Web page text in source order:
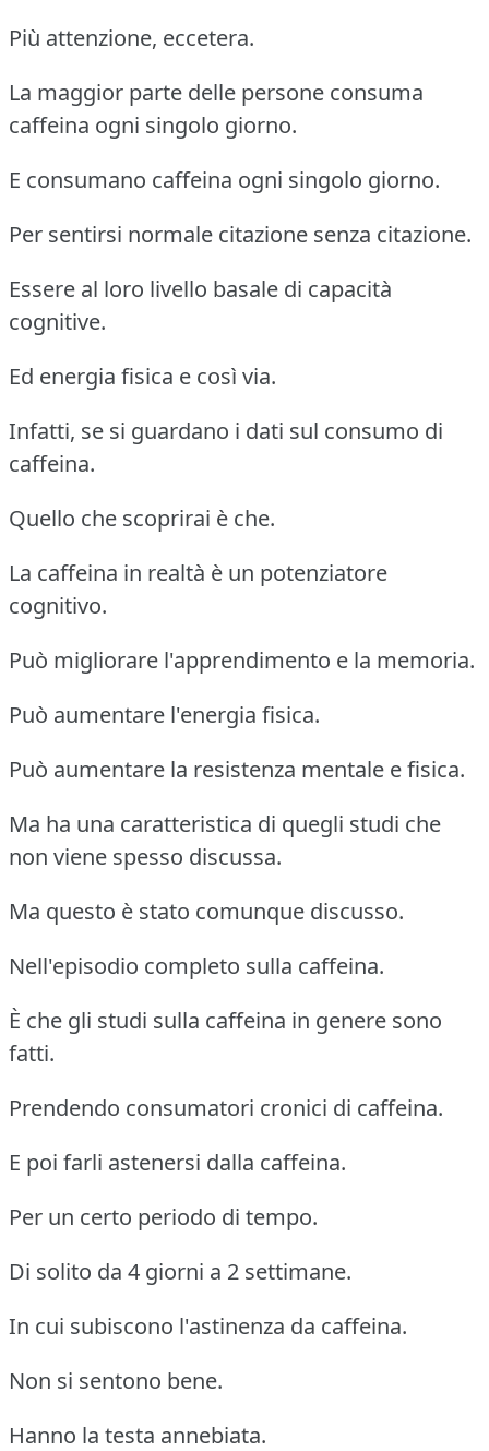
Più attenzione, eccetera.
La maggior parte delle persone consuma
caffeina ogni singolo giorno.
E consumano caffeina ogni singolo giorno.
Per sentirsi normale citazione senza citazione.
Essere al loro livello basale di capacità
cognitive.
Ed energia fisica e così via.
Infatti, se si guardano i dati sul consumo di
caffeina.
Quello che scoprirai è che.
La caffeina in realtà è un potenziatore
cognitivo.
Può migliorare l'apprendimento e la memoria.
Può aumentare l'energia fisica.
Può aumentare la resistenza mentale e fisica.
Ma ha una caratteristica di quegli studi che
non viene spesso discussa.
Ma questo è stato comunque discusso.
Nell'episodio completo sulla caffeina.
È che gli studi sulla caffeina in genere sono
fatti.
Prendendo consumatori cronici di caffeina.
E poi farli astenersi dalla caffeina.
Per un certo periodo di tempo.
Di solito da 4 giorni a 2 settimane.
In cui subiscono l'astinenza da caffeina.
Non si sentono bene.
Hanno la testa annebiata.